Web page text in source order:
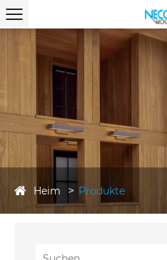
Heim Produkte